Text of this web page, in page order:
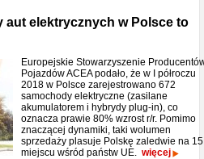
aut elektrycznych w Polsce to
Europejskie Stowarzyszenie
Pojazdów ACEA podało, że w I półroczu
2018 w Polsce zarejestrowano 672
samochody elektryczne (zasilane
akumulatorem i hybrydy plug-in), co
oznacza prawie 80% wzrost r/r. Pomimo
znaczącej dynamiki, taki wolumen
sprzedaży plasuje Polskę zaledwie na
miejscu wśród państw UE. więcej